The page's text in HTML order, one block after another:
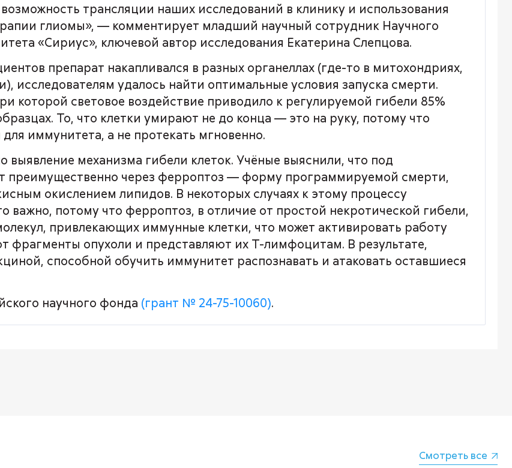
трансляции наших исследований в клинику и использования
глиомы», — комментирует младший научный сотрудник Научного
«Сириус», ключевой автор исследования Екатерина Слепцова.
препарат накапливался в разных органеллах (где-то в митохондриях,
исследователям удалось найти оптимальные условия запуска смерти.
которой световое воздействие приводило к регулируемой гибели 85%
То, что клетки умирают не до конца — это на руку, потому что
иммунитета, а не протекать мгновенно.
выявление механизма гибели клеток. Учёные выяснили, что под
преимущественно через ферроптоз — форму программируемой смерти,
окислением липидов. В некоторых случаях к этому процессу
важно, потому что ферроптоз, в отличие от простой некротической гибели,
привлекающих иммунные клетки, что может активировать работу
фрагменты опухоли и представляют их Т-лимфоцитам. В результате,
способной обучить иммунитет распознавать и атаковать оставшиеся
научного фонда (грант № 24-75-10060).
Смотреть все